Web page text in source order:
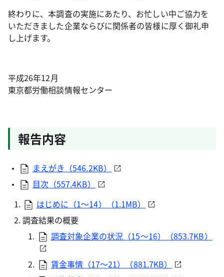
終わりに、本調査の実施にあたり、お忙しい中ご協力を
いただきました企業ならびに関係者の皆様に厚く御礼申
し上げます。
平成26年12月
東京都労働相談情報センター
報告内容
まえがき（546.2KB）
目次（557.4KB）
はじめに（1～14）（1.1MB）
調査結果の概要
調査対象企業の状況（15～16）（853.7KB）
賃金事情（17～21）（881.7KB）